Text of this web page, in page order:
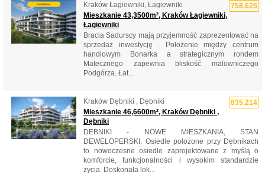
758.625
Kraków Łagiewniki, Łagiewniki
Mieszkanie 43,3500m², Kraków Łagiewniki,
Łagiewniki
Bracia Sadurscy mają przyjemność zaprezentować na
sprzedaż inwestycję . Położenie między centrum
handlowym Bonarka a strategicznym rondem
Matecznego zapewnia bliskość malowniczego
Podgórza. Łat...
835.214
Kraków Dębniki , Dębniki
Mieszkanie 46,6600m², Kraków Dębniki ,
Dębniki
DEBNIKI - NOWE MIESZKANIA, STAN
DEWELOPERSKI. Osiedle położone przy Dębnikach
to nowoczesne osiedle zaprojektowane z myślą o
komforcie, funkcjonalności i wysokim standardzie
życia. Doskonała lok...